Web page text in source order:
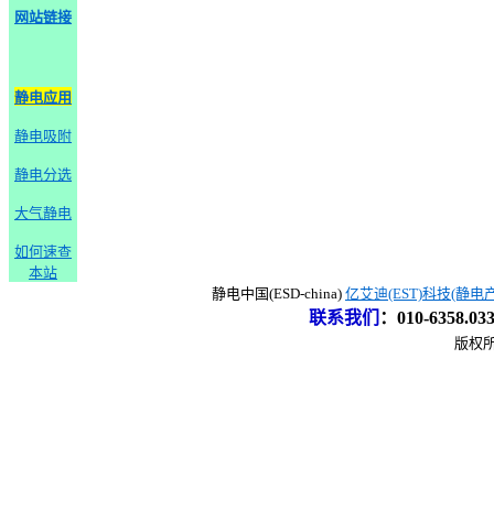
网站链接
静电应用
静电吸附
静电分选
大气静电
如何速查
本站
静电中国(ESD-china) 亿艾迪(EST)科技(静电
联系我们 ： 010-
版权